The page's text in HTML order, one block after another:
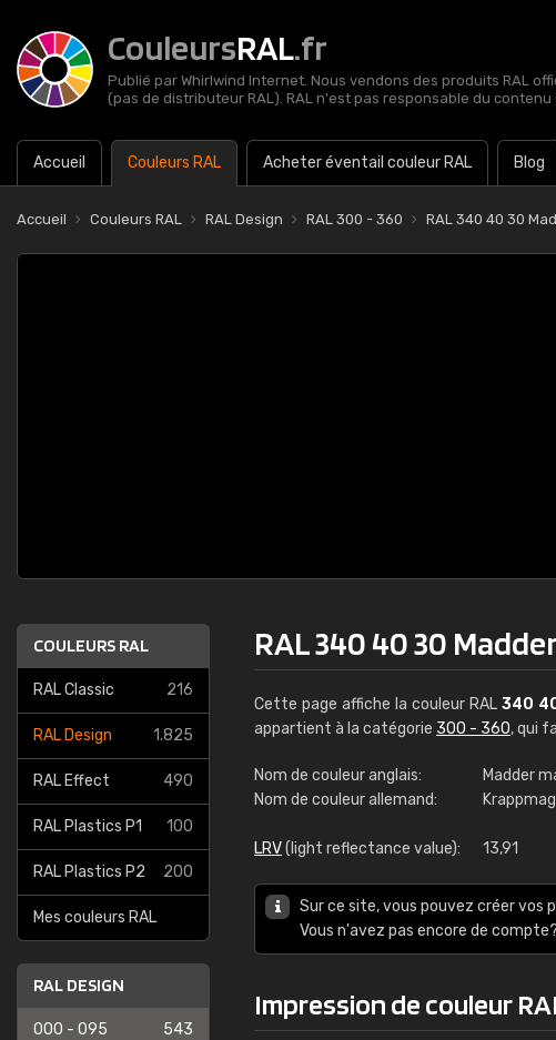
CouleursRAL.fr
Publié par Whirlwind Internet. Nous vendons des produits RAL
(pas de distributeur RAL). RAL n'est pas responsable du contenu
Accueil Couleurs RAL Acheter éventail couleur RAL Blog
Accueil Couleurs RAL RAL Design RAL 300 - 360 RAL 340 40 30
COULEURS RAL
RAL Classic 216
RAL Design 1.825
RAL Effect 490
RAL Plastics P1 100
RAL Plastics P2 200
Mes couleurs RAL
RAL DESIGN
000 - 095 543
RAL 340 40 30
Cette page affiche la couleur RAL 340
appartient à la catégorie 300 - 360, qui
Nom de couleur anglais:
Madder
Nom de couleur allemand:
LRV(light reflectance value): 13,91
Sur ce site, vous pouvez créer vos
Vous n'avez pas encore de
Impression de couleur